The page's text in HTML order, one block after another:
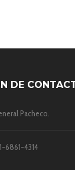
DE
Pacheco.
6861-4314